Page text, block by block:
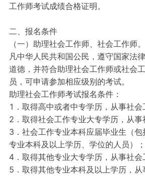
工作师考试成绩合格证明。
二、报名条件
（一）助理社会工作师、社会工作师。
凡中华人民共和国公民，遵守国家法
道德，并符合助理社会工作师或社会
员，可申请参加相应级别的考试。
助理社会工作师考试报名条件：
1．取得高中或者中专学历，从事社会
2．取得社会工作专业大专学历，从事
3．社会工作专业本科应届毕业生（
专业本科及以上学历、学位的人员）；
4．取得其他专业大专学历，从事社会
5．取得其他专业本科及以上学历，从